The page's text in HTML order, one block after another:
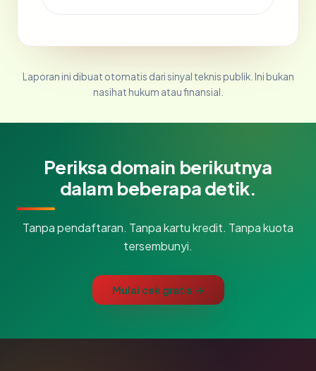
Laporan ini dibuat otomatis dari sinyal teknis publik. Ini bukan
nasihat hukum atau finansial.
Periksa domain berikutnya
dalam beberapa detik.
Tanpa pendaftaran. Tanpa kartu kredit. Tanpa kuota
tersembunyi.
Mulai cek gratis →